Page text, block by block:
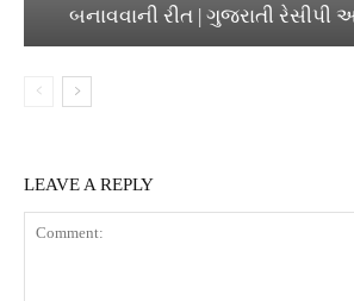
બનાવવાની રીત | ગુજરાતી રેસીપી
LEAVE A REPLY